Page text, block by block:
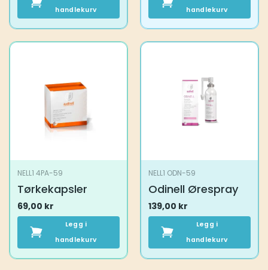
handlekurv
handlekurv
NELL1 4PA-59
Tørkekapsler
69,00 kr
Legg i
handlekurv
NELL1 ODN-59
Odinell Ørespray
139,00 kr
Legg i
handlekurv